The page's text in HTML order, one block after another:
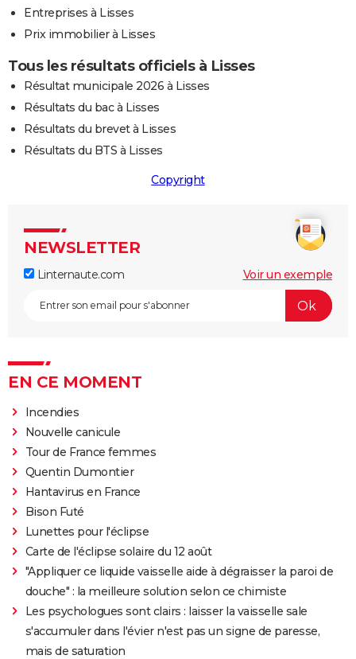
Entreprises à Lisses
Prix immobilier à Lisses
Tous les résultats officiels à Lisses
Résultat municipale 2026 à Lisses
Résultats du bac à Lisses
Résultats du brevet à Lisses
Résultats du BTS à Lisses
Copyright
NEWSLETTER
Linternaute.com Voir un exemple
EN CE MOMENT
Incendies
Nouvelle canicule
Tour de France femmes
Quentin Dumontier
Hantavirus en France
Bison Futé
Lunettes pour l'éclipse
Carte de l'éclipse solaire du 12 août
"Appliquer ce liquide vaisselle aide à dégraisser la paroi de
douche" : la meilleure solution selon ce chimiste
Les psychologues sont clairs : laisser la vaisselle sale
s'accumuler dans l'évier n'est pas un signe de paresse,
mais de saturation